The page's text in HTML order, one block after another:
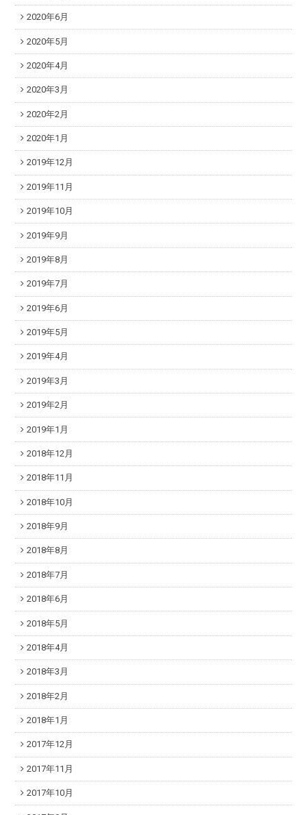
2020年6月
2020年5月
2020年4月
2020年3月
2020年2月
2020年1月
2019年12月
2019年11月
2019年10月
2019年9月
2019年8月
2019年7月
2019年6月
2019年5月
2019年4月
2019年3月
2019年2月
2019年1月
2018年12月
2018年11月
2018年10月
2018年9月
2018年8月
2018年7月
2018年6月
2018年5月
2018年4月
2018年3月
2018年2月
2018年1月
2017年12月
2017年11月
2017年10月